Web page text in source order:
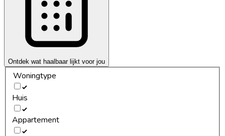
Ontdek wat haalbaar lijkt voor jou
Woningtype
Huis
Appartement